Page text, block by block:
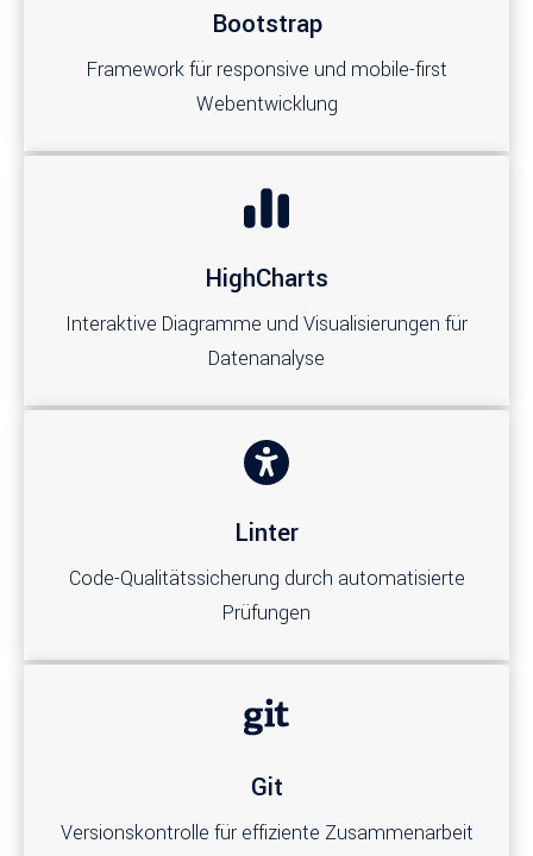
Bootstrap
Framework für responsive und mobile-first
Webentwicklung
HighCharts
Interaktive Diagramme und Visualisierungen für
Datenanalyse
Linter
Code-Qualitätssicherung durch automatisierte
Prüfungen
Git
Versionskontrolle für effiziente Zusammenarbeit